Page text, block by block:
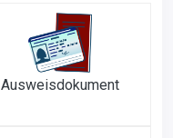
Ausweisdokument